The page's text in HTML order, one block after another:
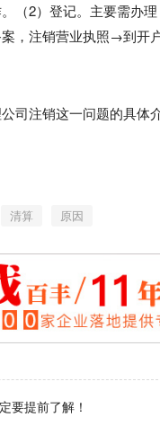
（2）登记。主要需办
，注销营业执照→到
注销这一问题的具体
清算 原因
要提前了解！